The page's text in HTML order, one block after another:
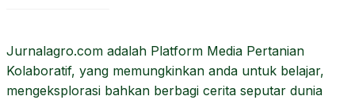
Jurnalagro.com adalah Platform Media Pertanian
Kolaboratif, yang memungkinkan anda untuk belajar,
mengeksplorasi bahkan berbagi cerita seputar dunia